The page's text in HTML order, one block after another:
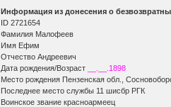
Информация из донесения о
ID 2721654
Фамилия Малофеев
Имя Ефим
Отчество Андреевич
Дата рождения/Возраст
__.__.1898
Место рождения Пензенская обл.,
Последнее место службы 11 шисбр РГК
Воинское звание красноармеец